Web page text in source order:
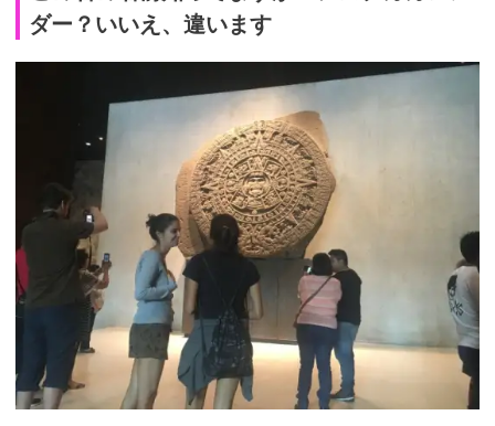
ダー？いいえ、違います